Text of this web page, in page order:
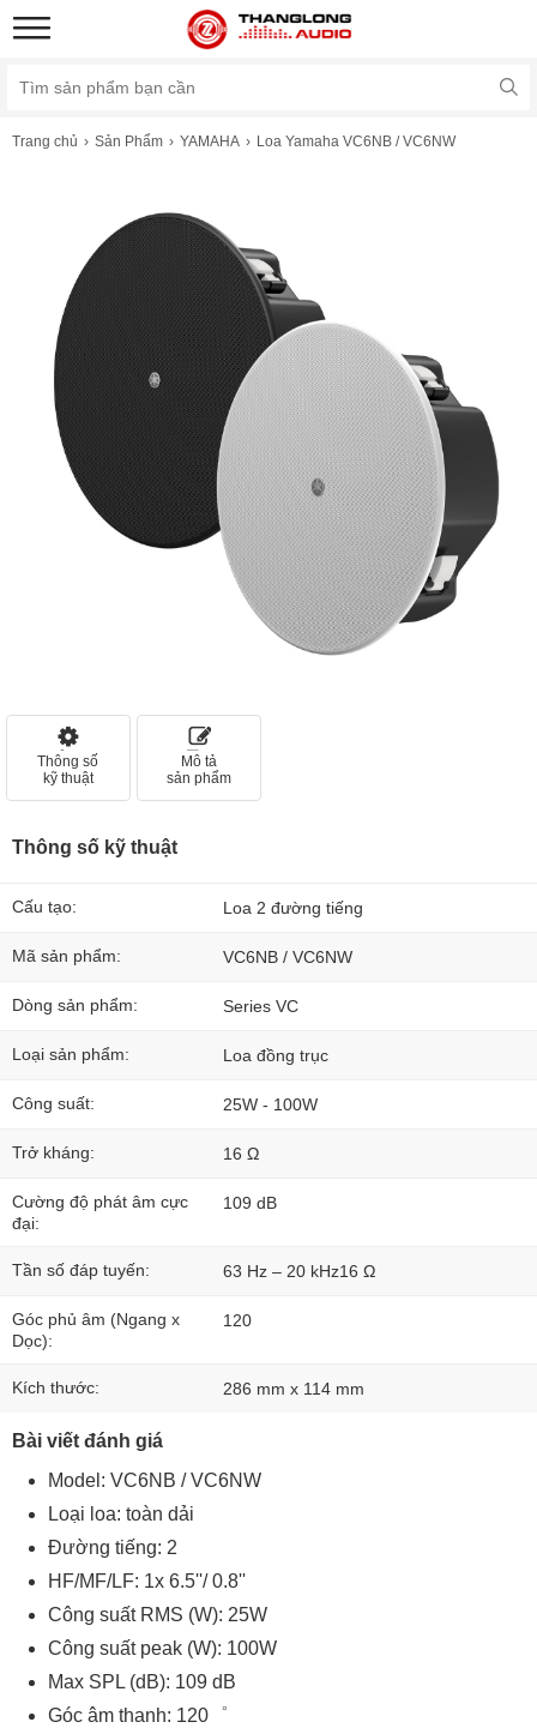
Trang chủ Sản Phẩm YAMAHA Loa Yamaha VC6NB / VC6NW
Thông số
kỹ thuật
Mô tả
sản phẩm
Thông số kỹ thuật
Cấu tạo: Loa 2 đường tiếng
Mã sản phẩm: VC6NB / VC6NW
Dòng sản phẩm: Series VC
Loại sản phẩm: Loa đồng trục
Công suất: 25W - 100W
Trở kháng: 16 Ω
Cường độ phát âm cực
đại:
109 dB
Tần số đáp tuyến: 63 Hz – 20 kHz16 Ω
Góc phủ âm (Ngang x
Dọc):
120
Kích thước: 286 mm x 114 mm
Bài viết đánh giá
Model: VC6NB / VC6NW
Loại loa: toàn dải
Đường tiếng: 2
HF/MF/LF: 1x 6.5''/ 0.8''
Công suất RMS (W): 25W
Công suất peak (W): 100W
Max SPL (dB): 109 dB
Góc âm thanh: 120゜